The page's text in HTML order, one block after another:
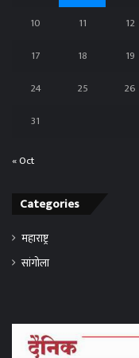
10
11 12
17
18 19
24
25 26
31
« Oct
Categories
महाराष्ट्र
सांगोला